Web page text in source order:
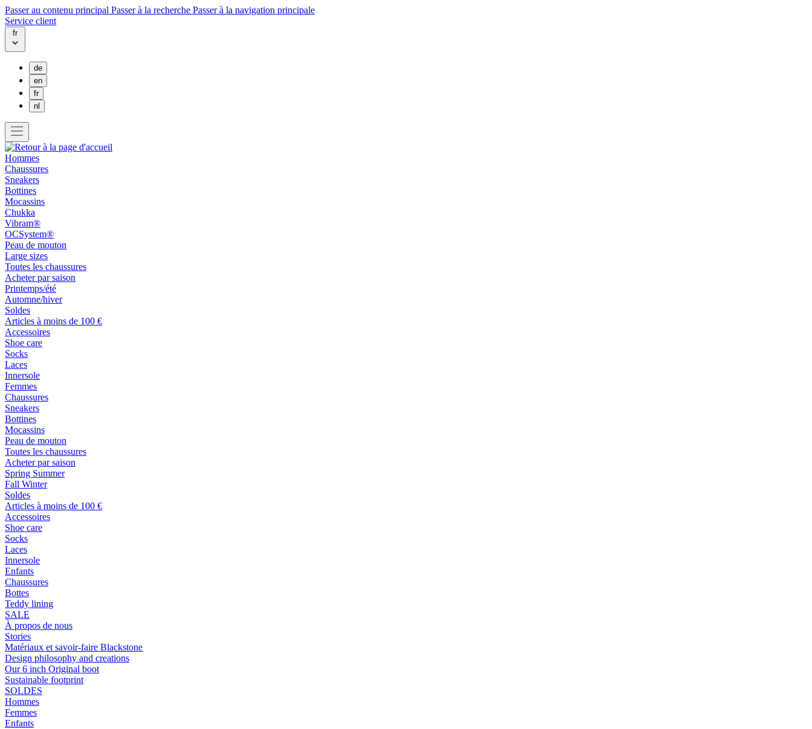
Passer au contenu principal Passer à la recherche Passer à la navigation principale
Service client
fr
de
en
fr
nl
Hommes
Chaussures
Sneakers
Bottines
Mocassins
Chukka
Vibram®
OCSystem®
Peau de mouton
Large sizes
Toutes les chaussures
Acheter par saison
Printemps/été
Automne/hiver
Soldes
Articles à moins de 100 €
Accessoires
Shoe care
Socks
Laces
Innersole
Femmes
Chaussures
Sneakers
Bottines
Mocassins
Peau de mouton
Toutes les chaussures
Acheter par saison
Spring Summer
Fall Winter
Soldes
Articles à moins de 100 €
Accessoires
Shoe care
Socks
Laces
Innersole
Enfants
Chaussures
Bottes
Teddy lining
SALE
À propos de nous
Stories
Matériaux et savoir-faire Blackstone
Design philosophy and creations
Our 6 inch Original boot
Sustainable footprint
SOLDES
Hommes
Femmes
Enfants